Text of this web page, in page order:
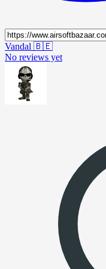
Vandal 🇧🇪
No reviews yet